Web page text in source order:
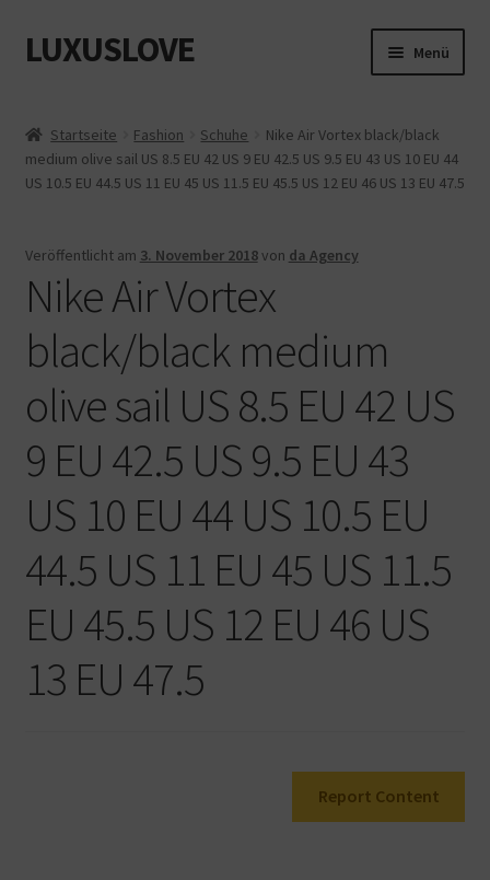
Zur
Navigation
Zum
Inhalt
LUXUSLOVE Menü
Cookie-Richtlinie (EU)
Impressum
Kasse
Mein Konto
Shop
Warenkorb
Startseite Fashion Schuhe
Nike Air Vortex black/black
medium olive sail US 8.5 EU 42 US 9 EU 42.5 US 9.5 EU 43 US 10 EU 44
US 10.5 EU 44.5 US 11 EU 45 US 11.5 EU 45.5 US 12 EU 46 US 13 EU 47.5
Veröffentlicht am 3. November 2018von da Agency
Nike Air Vortex
black/black medium
olive sail US 8.5 EU 42 US
9 EU 42.5 US 9.5 EU 43
US 10 EU 44 US 10.5 EU
44.5 US 11 EU 45 US 11.5
EU 45.5 US 12 EU 46 US
13 EU 47.5
Report Content